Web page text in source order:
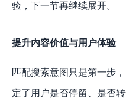
验，下一节再继续展开。
提升内容价值与用户体验
匹配搜索意图只是第一步
定了用户是否停留、是否